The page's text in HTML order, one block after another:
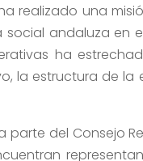
realizado una
andaluza en
ha
la estructura de
del Consejo